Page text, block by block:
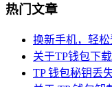
热门文章
换新手机，轻
关于TP钱包下
TP 钱包秘钥丢